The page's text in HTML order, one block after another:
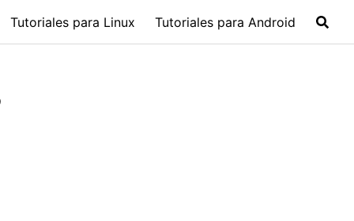
Tutoriales para Linux Tutoriales para Android